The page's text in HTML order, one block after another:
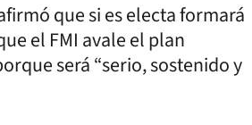
que si es electa formará
el FMI avale el plan
será “serio, sostenido y